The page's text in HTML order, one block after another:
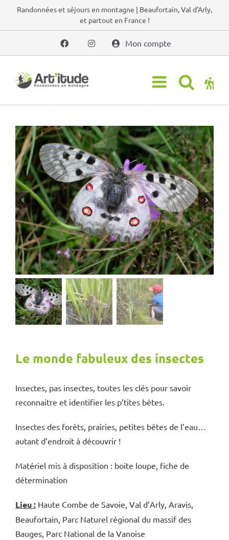
PasserRandonnées et séjours en montagne | Beaufortain, Val d'Arly,
et partout en France !
Mon compte
Le monde fabuleux des insectes
Insectes, pas insectes, toutes les clés pour savoir
reconnaitre et identifier les p’tites bêtes.
Insectes des forêts, prairies, petites bêtes de l’eau…
autant d’endroit à découvrir !
Matériel mis à disposition : boite loupe, fiche de
détermination
Lieu : Haute Combe de Savoie, Val d’Arly, Aravis,
Beaufortain, Parc Naturel régional du massif des
Bauges, Parc National de la Vanoise